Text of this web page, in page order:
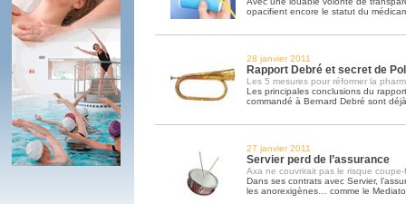
opacifient encore le statut du
28 janvier 2011
Rapport Debré et secret de
Les 5 mesures pour réformer la
Les principales conclusions du
commandé à Bernard Debré sont
27 janvier 2011
Servier perd de l’assurance
Axa ne couvrirait pas le risque coupe-
Dans ses contrats avec Servier,
les anorexigènes… comme le